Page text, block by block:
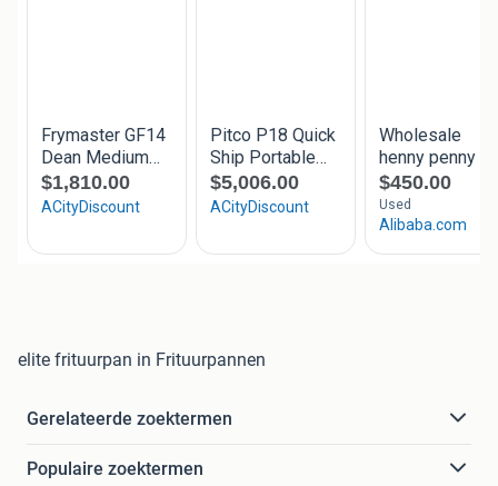
elite frituurpan in Frituurpannen
Gerelateerde zoektermen
Populaire zoektermen